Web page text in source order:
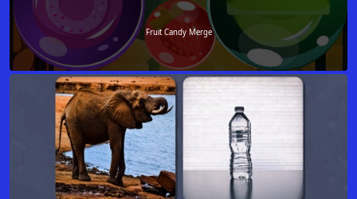
Fruit Candy Merge